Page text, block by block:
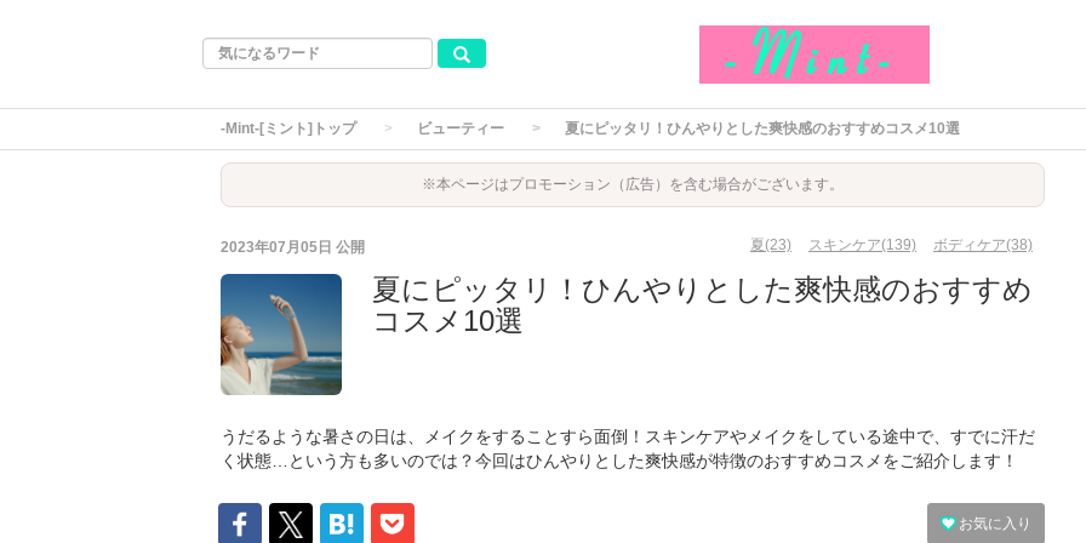
-Mint-[ミント]トップ ビューティー 夏にピッタリ！ひんやりとした爽快感のおすすめコスメ10選
※本ページはプロモーション（広告）を含む場合がございます。
2023年07月05日 公開 夏(23) スキンケア(139) ボディケア(38)
夏にピッタリ！ひんやりとした爽快感のおすすめ
コスメ10選
うだるような暑さの日は、メイクをすることすら面倒！スキンケアやメイクをしている途中で、すでに汗だ
く状態…という方も多いのでは？今回はひんやりとした爽快感が特徴のおすすめコスメをご紹介します！
お気に入り